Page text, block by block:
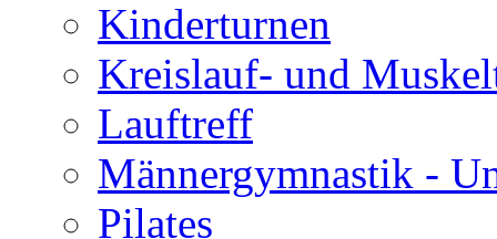
Kinderturnen
Kreislauf- und
Lauftreff
Männergymnastik -
Pilates